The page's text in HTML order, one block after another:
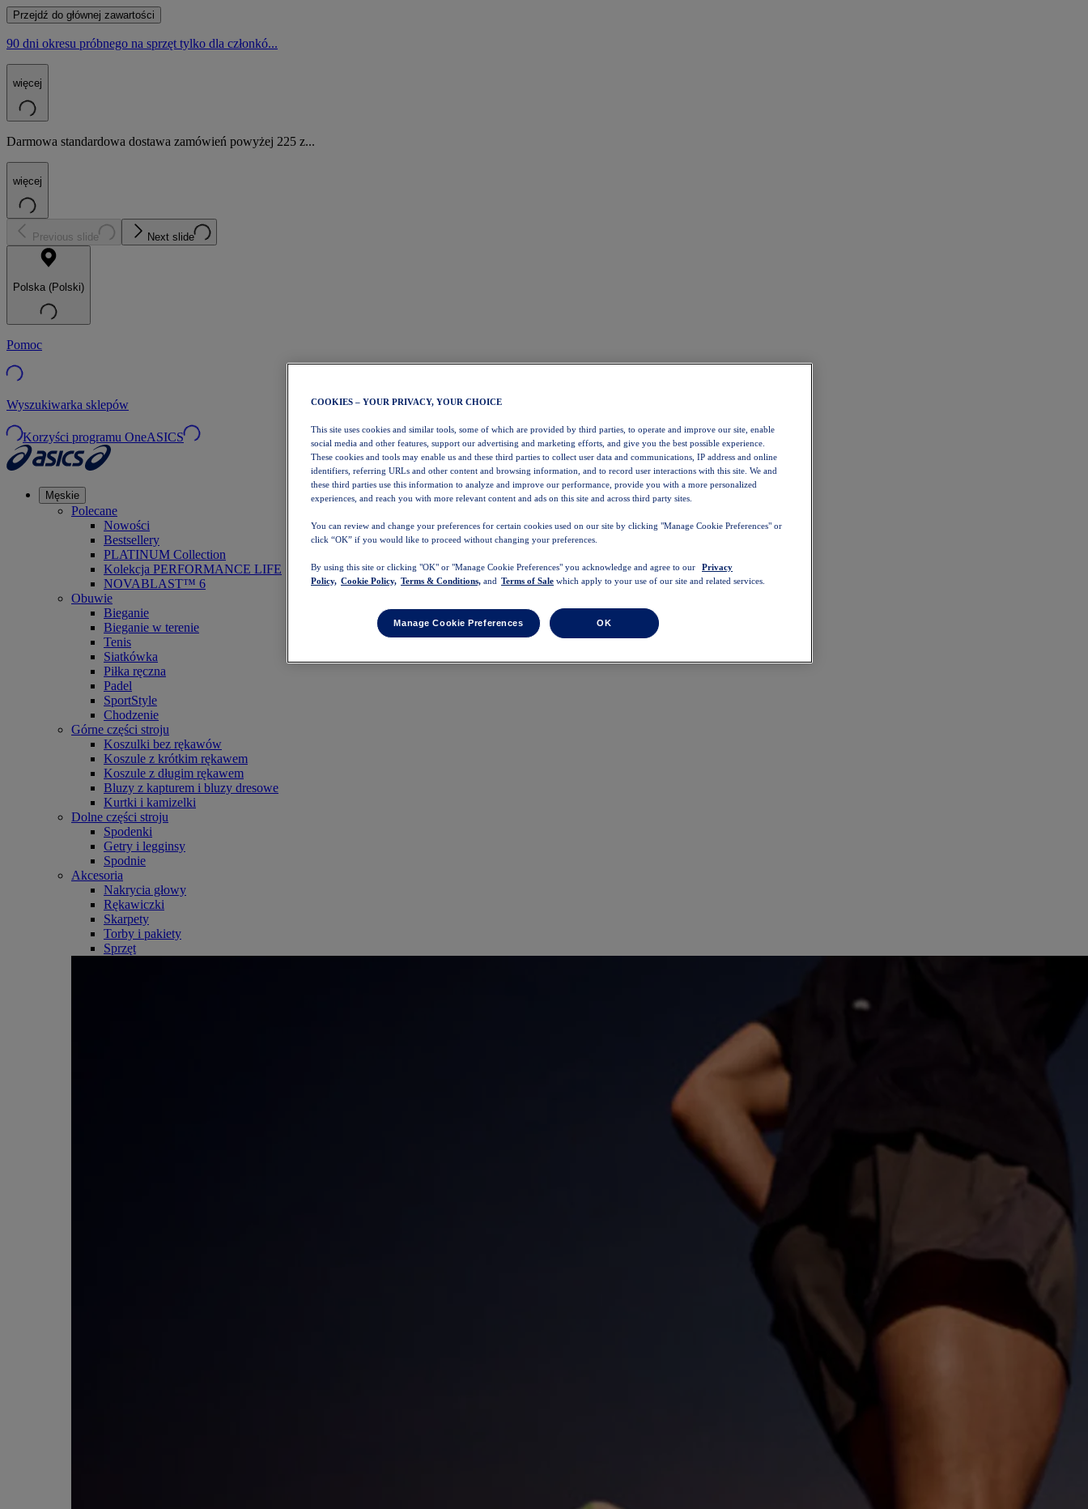
Przejdź do głównej zawartości
90 dni okresu próbnego na sprzęt tylko dla członkó...
więcej
Darmowa standardowa dostawa zamówień powyżej 225 z...
więcej
Previous slide Next slide
Polska (Polski)
Pomoc
Wyszukiwarka sklepów
Korzyści programu OneASICS
Męskie
Polecane
Nowości
Bestsellery
PLATINUM Collection
Kolekcja PERFORMANCE LIFE
NOVABLAST™ 6
Obuwie
Bieganie
Bieganie w terenie
Tenis
Siatkówka
Piłka ręczna
Padel
SportStyle
Chodzenie
Górne części stroju
Koszulki bez rękawów
Koszule z krótkim rękawem
Koszule z długim rękawem
Bluzy z kapturem i bluzy dresowe
Kurtki i kamizelki
Dolne części stroju
Spodenki
Getry i legginsy
Spodnie
Akcesoria
Nakrycia głowy
Rękawiczki
Skarpety
Torby i pakiety
Sprzęt
COOKIES – YOUR PRIVACY, YOUR CHOICE
This site uses cookies and similar tools, some of which are provided by third parties, to operate and improve our site, enable
social media and other features, support our advertising and marketing efforts, and give you the best possible experience.
These cookies and tools may enable us and these third parties to collect user data and communications, IP address and online
identifiers, referring URLs and other content and browsing information, and to record user interactions with this site. We and
these third parties use this information to analyze and improve our performance, provide you with a more personalized
experiences, and reach you with more relevant content and ads on this site and across third party sites.
You can review and change your preferences for certain cookies used on our site by clicking "Manage Cookie Preferences" or
click “OK” if you would like to proceed without changing your preferences.
By using this site or clicking "OK" or "Manage Cookie Preferences" you acknowledge and agree to our
Privacy
Policy, Cookie Policy, Terms & Conditions, and Terms of Sale which apply to your use of our site and related services.
Manage Cookie Preferences OK